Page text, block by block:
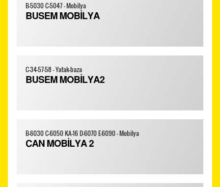
B-5030 C-5047 - Mobilya
BUSEM MOBİLYA
C-34-57-58 - Yatak-baza
BUSEM MOBİLYA2
B-6030 C-6050 KA-16 D-6070 E-6090 - Mobilya
CAN MOBİLYA 2